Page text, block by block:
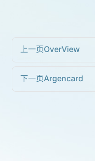
上一页OverView
下一页Argencard